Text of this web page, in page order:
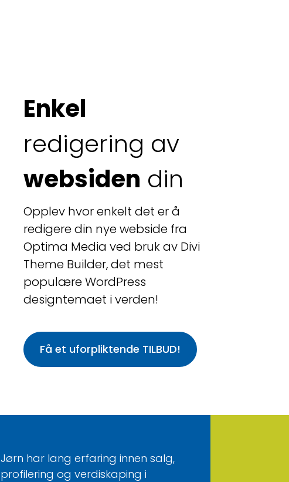
Enkel
redigering av
websiden din
Opplev hvor enkelt det er å
redigere din nye webside fra
Optima Media ved bruk av Divi
Theme Builder, det mest
populære WordPress
designtemaet i verden!
Få et uforpliktende TILBUD!
Jørn har lang erfaring innen salg,
profilering og verdiskaping i